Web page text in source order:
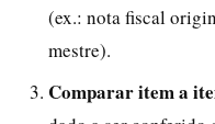
(ex.: nota fiscal
mestre).
Comparar item a